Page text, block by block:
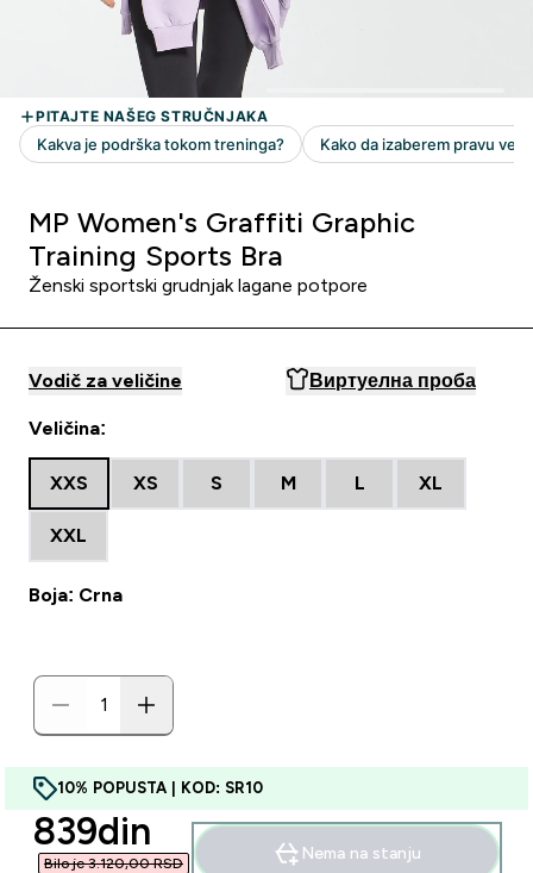
MP Women's Graffiti Graphic
Training Sports Bra
Ženski sportski grudnjak lagane potpore
Vodič za veličine Виртуелна проба
Veličina:
XXS XS S M L XL
XXL
Boja: Crna
10% POPUSTA | KOD: SR10
discounted price
839din‎
Bilo je 3.120,00 RSD‎
Nema na stanju